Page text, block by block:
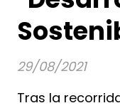
Tras la
29/08/2021